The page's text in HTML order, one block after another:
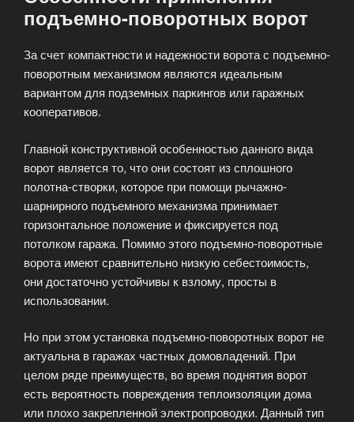
подъемно-поворотных ворот
За счет компактности и надежности ворота с подъемно-
поворотным механизмом являются идеальным
вариантом для подземных паркингов или гаражных
кооперативов.
Главной конструктивной особенностью данного вида
ворот является то, что они состоят из сплошного
полотна-створки, которое при помощи рычажно-
шарнирного подъемного механизма принимает
горизонтальное положение и фиксируется под
потолком гаража. Помимо этого подъемно-поворотные
ворота имеют сравнительно низкую себестоимость,
они достаточно устойчивы к взлому, просты в
использовании.
Но при этом установка подъемно-поворотных ворот не
актуальна в гаражах частных домовладений. При
целом ряде преимуществ, во время поднятия ворот
есть вероятность повреждения теплоизоляции дома
или плохо закрепленной электропроводки. Данный тип